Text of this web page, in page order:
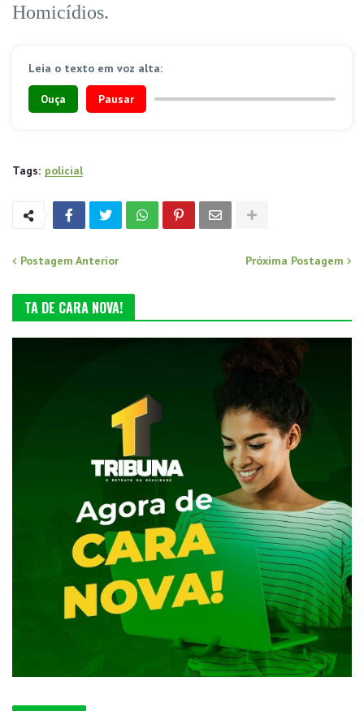
Homicídios.
Leia o texto em voz alta:
Ouça Pausar
Tags: policial
Postagem Anterior Próxima Postagem
TA DE CARA NOVA!